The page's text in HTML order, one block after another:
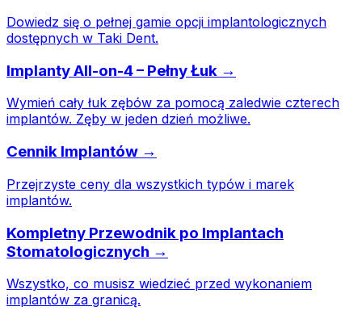
Dowiedz się o pełnej gamie opcji implantologicznych
dostępnych w Taki Dent.
Implanty All-on-4 – Pełny Łuk →
Wymień cały łuk zębów za pomocą zaledwie czterech
implantów. Zęby w jeden dzień możliwe.
Cennik Implantów →
Przejrzyste ceny dla wszystkich typów i marek
implantów.
Kompletny Przewodnik po Implantach
Stomatologicznych →
Wszystko, co musisz wiedzieć przed wykonaniem
implantów za granicą.